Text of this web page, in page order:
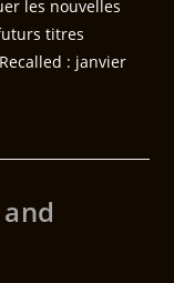
les nouvelles
titres
: janvier